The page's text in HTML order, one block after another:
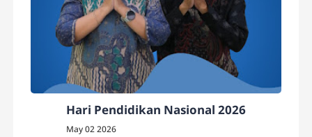
Hari Pendidikan Nasional 2026
May 02 2026